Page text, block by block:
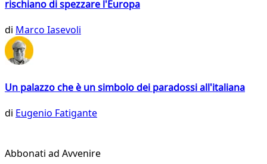
rischiano di spezzare l'Europa
di Marco Iasevoli
Un palazzo che è un simbolo dei paradossi all'italiana
di Eugenio Fatigante
Abbonati ad Avvenire